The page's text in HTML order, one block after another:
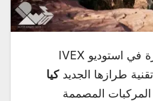
فعالية مميزة في استوديو IVEX
طرازها الجديدكيا
المصممة